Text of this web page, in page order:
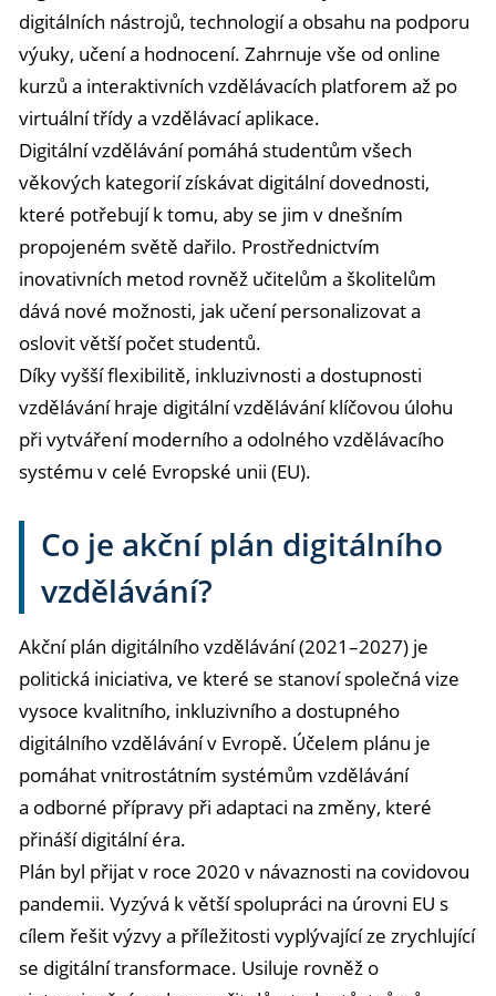
digitálních nástrojů, technologií a obsahu na podporu
výuky, učení a hodnocení. Zahrnuje vše od online
kurzů a interaktivních vzdělávacích platforem až po
virtuální třídy a vzdělávací aplikace.
Digitální vzdělávání pomáhá studentům všech
věkových kategorií získávat digitální dovednosti,
které potřebují k tomu, aby se jim v dnešním
propojeném světě dařilo. Prostřednictvím
inovativních metod rovněž učitelům a školitelům
dává nové možnosti, jak učení personalizovat a
oslovit větší počet studentů.
Díky vyšší flexibilitě, inkluzivnosti a dostupnosti
vzdělávání hraje digitální vzdělávání klíčovou úlohu
při vytváření moderního a odolného vzdělávacího
systému v celé Evropské unii (EU).
Co je akční plán digitálního
vzdělávání?
Akční plán digitálního vzdělávání (2021–2027) je
politická iniciativa, ve které se stanoví společná vize
vysoce kvalitního, inkluzivního a dostupného
digitálního vzdělávání v Evropě. Účelem plánu je
pomáhat vnitrostátním systémům vzdělávání
a odborné přípravy při adaptaci na změny, které
přináší digitální éra.
Plán byl přijat v roce 2020 v návaznosti na covidovou
pandemii. Vyzývá k větší spolupráci na úrovni EU s
cílem řešit výzvy a příležitosti vyplývající ze zrychlující
se digitální transformace. Usiluje rovněž o